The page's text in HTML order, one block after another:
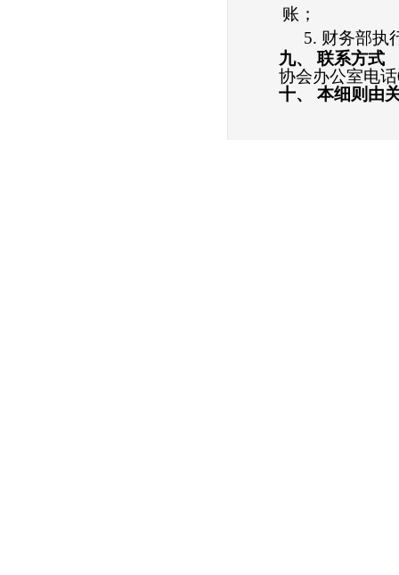
账；
5. 财务部执
九、 联系方式
协会办公室电话
十、 本细则由